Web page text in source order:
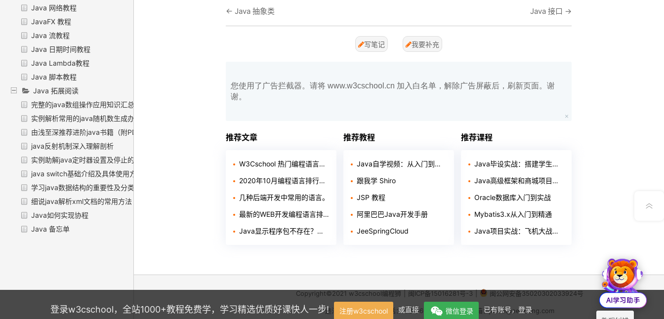
Java 网络教程
JavaFX 教程
Java 流教程
Java 日期时间教程
Java Lambda教程
Java 脚本教程
Java 拓展阅读
完整的java数组操作应用知识汇总
实例解析常用的java随机数生成办法
由浅至深推荐进阶java书籍（附PDF下载）
java反射机制深入理解剖析
实例助解java定时器设置及停止的方法
java switch基础介绍及具体使用方法
学习java数据结构的重要性及分类总结
细说java解析xml文档的常用方法（含实例）
Java如何实现协程
Java 备忘单
← Java 抽象类 Java 接口 →
写笔记 我要补充
您使用了广告拦截器。请将 www.w3cschool.cn 加入白名单，解除广告屏蔽后，刷新页面。谢
谢。
推荐文章
W3Cschool 热门编程语言排行榜 2020年 10月 TOP10
2020年10月编程语言排行榜：Python 即将超越 Java
几种后端开发中常用的语言。
最新的WEB开发编程语言排行如何？
Java显示程序包不存在？有三种解决方法！
推荐教程
Java自学视频：从入门到精通学习路线全套教程整理（基础+进阶+项目+面试）
跟我学 Shiro
JSP 教程
阿里巴巴Java开发手册
JeeSpringCloud
推荐课程
Java毕设实战：搭建学生信息管理系统【附源码】
Java高级框架和商城项目实战
Oracle数据库入门到实战
Mybatis3.x从入门到精通
Java项目实战：飞机大战游戏开发教程
Copyright©2021 w3cschool编程狮 闽ICP备15016281号-3 闽公网安备35020302033924号
违法和不良信息举报电话：173-0602-2364 | 举报邮箱：jubao@eeedong.com
登录w3cschool，全站1000+教程免费学，学习精选优质好课快人一步! 注册w3cschool 或直接 微信登录 已有账号，登录
X